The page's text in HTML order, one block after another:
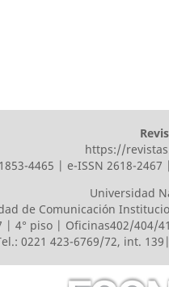
https://
4465 | e-ISSN 2618-
Universidad
de Comunicación
| 4° piso | Oficinas402/404/
0221 423-6769/72, int. 139|